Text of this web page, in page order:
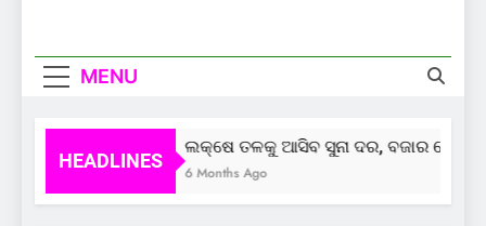
MENU
HEADLINES
ଲକ୍ଷେ ତଳକୁ ଆସିବ ସୁନା ଦର, ବଜାର ଦେଲାଣି
6 Months Ago